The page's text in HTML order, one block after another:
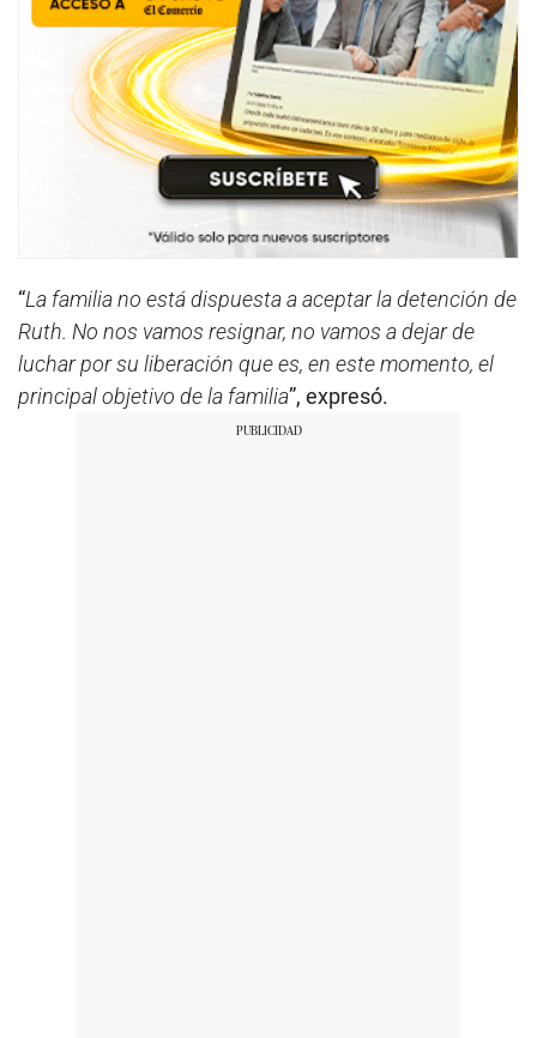
“La familia no está dispuesta a aceptar la detención de
Ruth. No nos vamos resignar, no vamos a dejar de
luchar por su liberación que es, en este momento, el
principal objetivo de la familia”, expresó.